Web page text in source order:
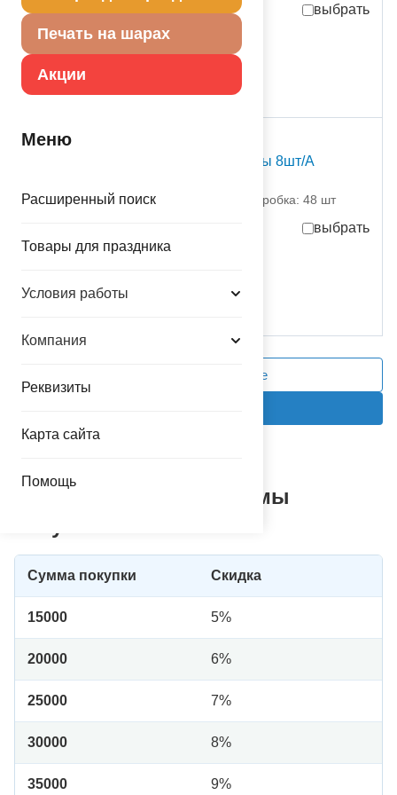
Печать на шарах
Акции
Меню
Расширенный поиск
Товары для праздника
Условия работы
Компания
Реквизиты
Карта сайта
Помощь
выбрать
Свисток Борода Санты 8шт/A
партия поставки: 1 шт коробка: 48 шт
выбрать
присутствует на складе
Сравнить выделенное
Таблица скидок от суммы
Сумма покупки Скидка
15000 5%
20000 6%
25000 7%
30000 8%
35000 9%